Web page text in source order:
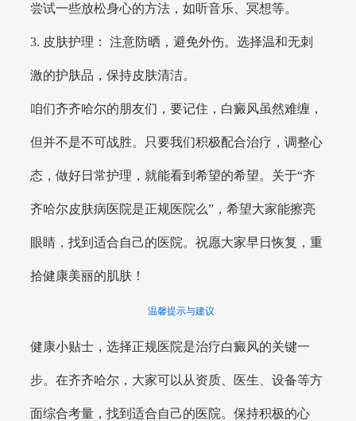
尝试一些放松身心的方法，如听音乐、冥想等。
3. 皮肤护理： 注意防晒，避免外伤。选择温和无刺
激的护肤品，保持皮肤清洁。
咱们齐齐哈尔的朋友们，要记住，白癜风虽然难缠，
但并不是不可战胜。只要我们积极配合治疗，调整心
态，做好日常护理，就能看到希望的希望。关于“齐
齐哈尔皮肤病医院是正规医院么”，希望大家能擦亮
眼睛，找到适合自己的医院。祝愿大家早日恢复，重
拾健康美丽的肌肤！
温馨提示与建议
健康小贴士，选择正规医院是治疗白癜风的关键一
步。在齐齐哈尔，大家可以从资质、医生、设备等方
面综合考量，找到适合自己的医院。保持积极的心